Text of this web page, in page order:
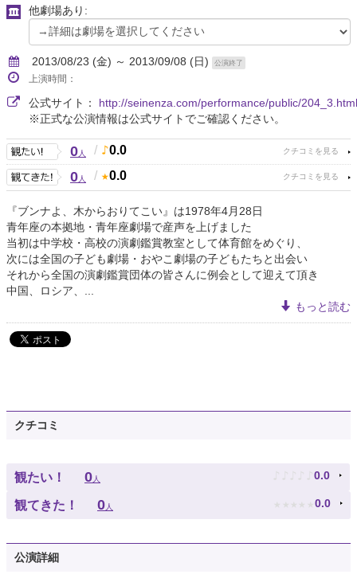
他劇場あり:
2013/08/23 (金) ～ 2013/09/08 (日) 公演終了
上演時間：
公式サイト： http://seinenza.com/performance/public/204_3.html
※正式な公演情報は公式サイトでご確認ください。
0人 / 0.0
0人 / 0.0
『ブンナよ、木からおりてこい』は1978年4月28日
青年座の本拠地・青年座劇場で産声を上げました
当初は中学校・高校の演劇鑑賞教室として体育館をめぐり、
次には全国の子ども劇場・おやこ劇場の子どもたちと出会い
それから全国の演劇鑑賞団体の皆さんに例会として迎えて頂き
中国、ロシア、...
もっと読む
クチコミ
観たい！ 0 人 ♪ ♪ ♪ ♪ ♪ 0.0
観てきた！ 0 人 ★ ★ ★ ★ ★ 0.0
公演詳細